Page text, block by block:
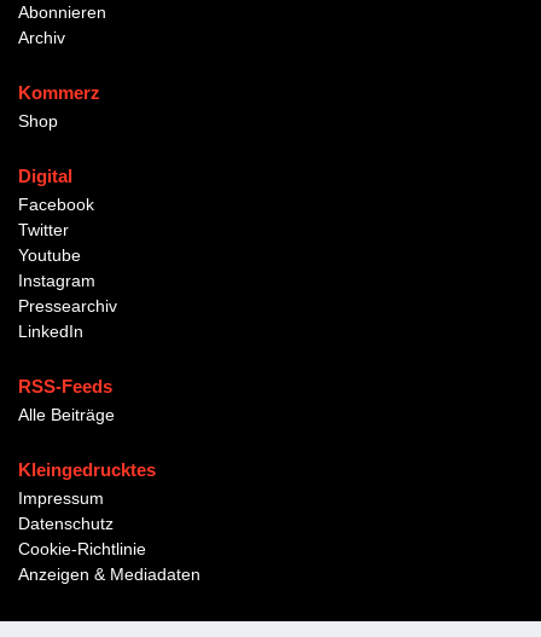
Abonnieren
Archiv
Kommerz
Shop
Digital
Facebook
Twitter
Youtube
Instagram
Pressearchiv
LinkedIn
RSS-Feeds
Alle Beiträge
Kleingedrucktes
Impressum
Datenschutz
Cookie-Richtlinie
Anzeigen & Mediadaten